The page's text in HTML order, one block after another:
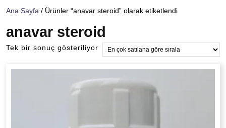
Ana Sayfa / Ürünler “anavar steroid” olarak etiketlendi
anavar steroid
Tek bir sonuç gösteriliyor